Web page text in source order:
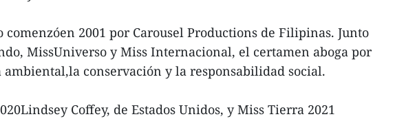
comenzóen 2001 por Carousel Productions de Filipinas. Junto
MissUniverso y Miss Internacional, el certamen aboga por
conservación y la responsabilidad social.
Coffey, de Estados Unidos, y Miss Tierra 2021